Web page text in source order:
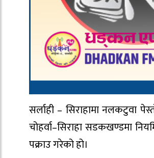
सर्लाही – सिराहामा नलकटुवा
चोहर्वा–सिराहा सडकखण्डमा
पक्राउ गरेको हो।